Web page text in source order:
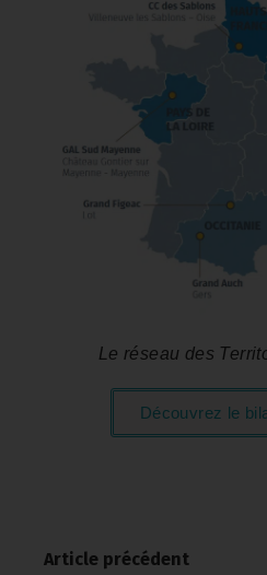
Le réseau des
Découvrez le
Article précédent